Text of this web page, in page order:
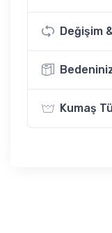
Değişim
Kumaş